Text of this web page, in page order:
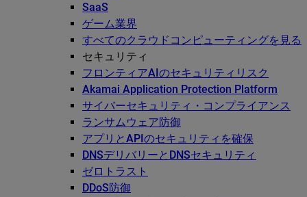
SaaS
ゲーム業界
すべてのクラウドコンピューティングを見る
セキュリティ
フロンティアAIのセキュリティリスク
Akamai Application Protection Platform
サイバーセキュリティ・コンプライアンス
ランサムウェア防御
アプリとAPIのセキュリティを確保
DNSデリバリーとDNSセキュリティ
ゼロトラスト
DDoS防御